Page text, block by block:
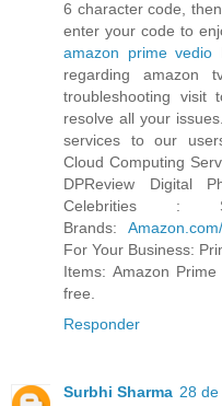
6 character code,
enter your code to
amazon prime vedio
regarding amazon
troubleshooting
resolve all your issues.
services to our
Cloud Computing
DPReview Digital
Celebrities :
Brands:
For Your Business:
Items: Amazon
free.
Responder
Surbhi Sharma 28 de